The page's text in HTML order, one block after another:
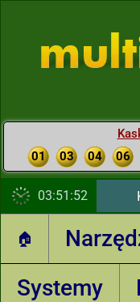
01
03 04 06
03:51:53
🏠
Systemy